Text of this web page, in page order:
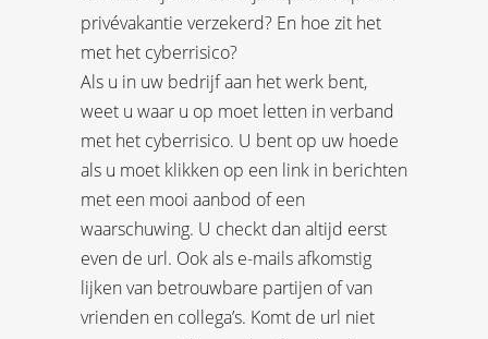
privévakantie verzekerd? En hoe zit het
met het cyberrisico?
Als u in uw bedrijf aan het werk bent,
weet u waar u op moet letten in verband
met het cyberrisico. U bent op uw hoede
als u moet klikken op een link in berichten
met een mooi aanbod of een
waarschuwing. U checkt dan altijd eerst
even de url. Ook als e-mails afkomstig
lijken van betrouwbare partijen of van
vrienden en collega’s. Komt de url niet